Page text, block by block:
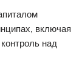
включая
над